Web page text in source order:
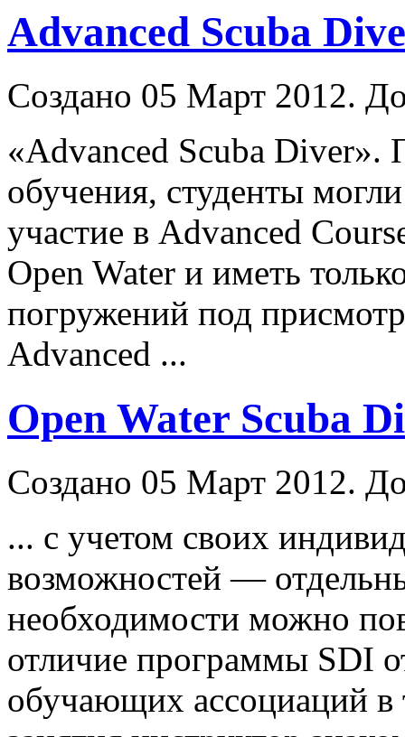
Advanced Scuba
Создано 05 Март 2012.
«Advanced Scuba Diver».
обучения, студенты
участие в Advanced
Open Water и иметь
погружений под
Advanced ...
Open Water Scuba
Создано 05 Март 2012.
... с учетом своих
возможностей —
необходимости можно
отличие программы SDI
обучающих ассоциаций в